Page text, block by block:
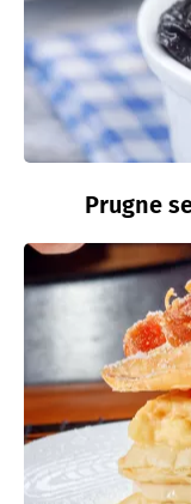
Prugne